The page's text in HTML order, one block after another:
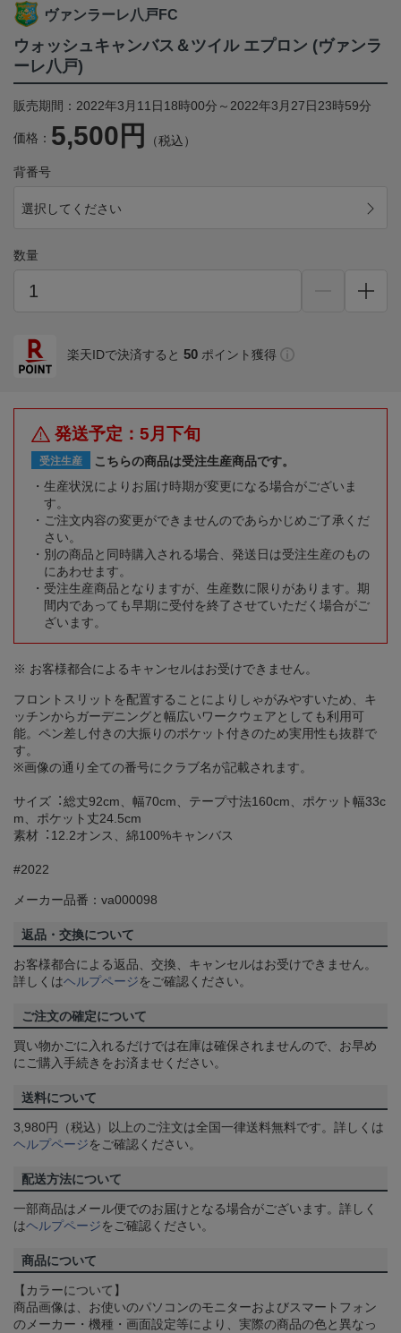
ヴァンラーレ八戸FC
ウォッシュキャンバス＆ツイル エプロン (ヴァンラ
ーレ八戸)
販売期間：2022年3月11日18時00分～2022年3月27日23時59分
価格： 5,500円 （税込）
背番号
選択してください
数量
楽天IDで決済すると 50 ポイント獲得
発送予定：5月下旬
受注生産
こちらの商品は受注生産商品です。
生産状況によりお届け時期が変更になる場合がございま
す。
ご注文内容の変更ができませんのであらかじめご了承くだ
さい。
別の商品と同時購入される場合、発送日は受注生産のもの
にあわせます。
受注生産商品となりますが、生産数に限りがあります。期
間内であっても早期に受付を終了させていただく場合がご
ざいます。
※ お客様都合によるキャンセルはお受けできません。
フロントスリットを配置することによりしゃがみやすいため、キ
ッチンからガーデニングと幅広いワークウェアとしても利用可
能。ペン差し付きの大振りのポケット付きのため実用性も抜群で
す。
※画像の通り全ての番号にクラブ名が記載されます。
サイズ︓総丈92cm、幅70cm、テープ寸法160cm、ポケット幅33c
m、ポケット丈24.5cm
素材︓12.2オンス、綿100%キャンバス
#2022
メーカー品番：va000098
返品・交換について
お客様都合による返品、交換、キャンセルはお受けできません。
詳しくはヘルプページをご確認ください。
ご注文の確定について
買い物かごに入れるだけでは在庫は確保されませんので、お早め
にご購入手続きをお済ませください。
送料について
3,980円（税込）以上のご注文は全国一律送料無料です。詳しくは
ヘルプページをご確認ください。
配送方法について
一部商品はメール便でのお届けとなる場合がございます。詳しく
はヘルプページをご確認ください。
商品について
【カラーについて】
商品画像は、お使いのパソコンのモニターおよびスマートフォン
のメーカー・機種・画面設定等により、実際の商品の色と異なっ